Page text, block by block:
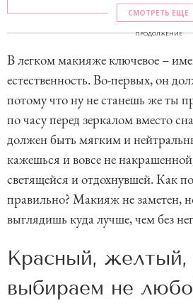
СМОТРЕТЬ ЕЩЕ
ПРОДОЛЖЕНИЕ
В легком макияже ключевое –
естественность. Во-первых, он
потому что ну не станешь же ты
по часу перед зеркалом вместо
должен быть мягким и
кажешься и вовсе не
светящейся и отдохнувшей. Как
правильно? Макияж не заметен,
выглядишь куда лучше, чем без
Красный, желтый,
выбираем не